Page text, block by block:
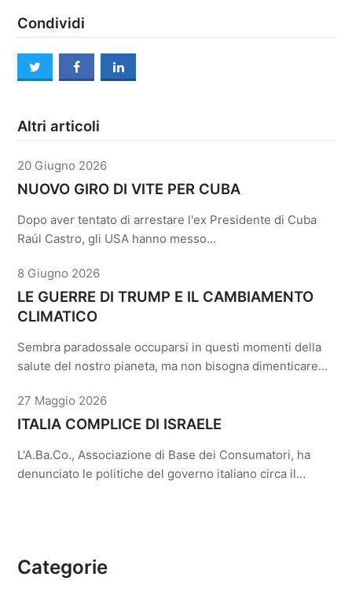
Condividi
twitter facebooklinkedin
Altri articoli
20 Giugno 2026
NUOVO GIRO DI VITE PER CUBA
Dopo aver tentato di arrestare l'ex Presidente di Cuba
Raúl Castro, gli USA hanno messo…
8 Giugno 2026
LE GUERRE DI TRUMP E IL CAMBIAMENTO
CLIMATICO
Sembra paradossale occuparsi in questi momenti della
salute del nostro pianeta, ma non bisogna dimenticare…
27 Maggio 2026
ITALIA COMPLICE DI ISRAELE
L'A.Ba.Co., Associazione di Base dei Consumatori, ha
denunciato le politiche del governo italiano circa il…
Categorie